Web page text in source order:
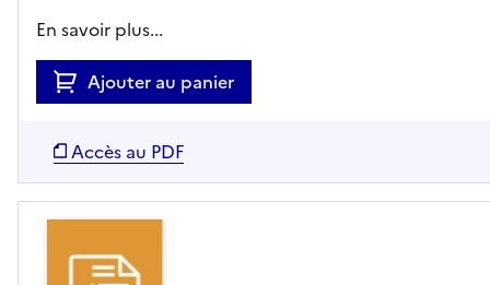
En savoir plus...
Ajouter au panier
Accès au PDF